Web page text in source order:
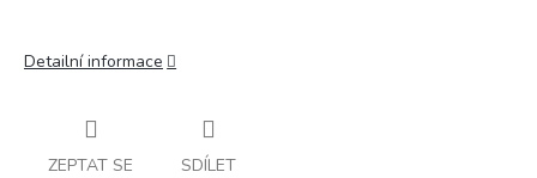
Detailní informace
ZEPTAT SE SDÍLET